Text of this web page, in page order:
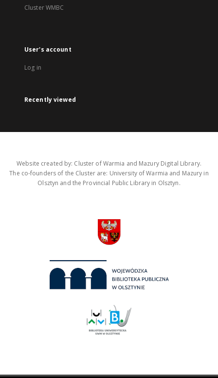
Cluster WMBC
User's account
Log in
Recently viewed
Website created by: Cluster of Warmia and Mazury Digital Library.
The co-founders of the Cluster are: University of Warmia and Mazury in
Olsztyn and the Provincial Public Library in Olsztyn.